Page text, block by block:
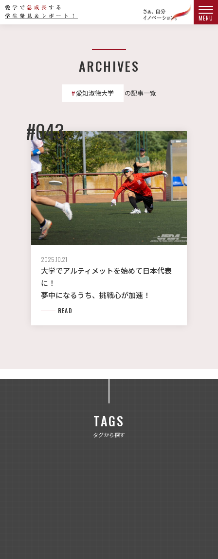
MENU
ARCHIVES
愛知淑徳大学 の記事一覧
#043
2025.10.21
大学でアルティメットを始めて日本代表
に！
夢中になるうち、挑戦心が加速！
READ
TAGS
タグから探す